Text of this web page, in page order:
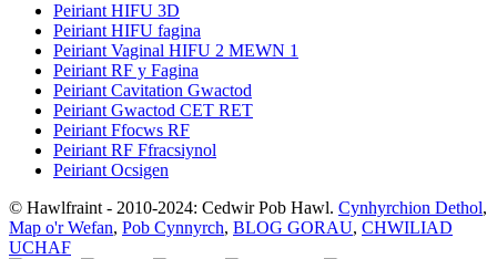
Peiriant HIFU 3D
Peiriant HIFU fagina
Peiriant Vaginal HIFU 2 MEWN 1
Peiriant RF y Fagina
Peiriant Cavitation Gwactod
Peiriant Gwactod CET RET
Peiriant Ffocws RF
Peiriant RF Ffracsiynol
Peiriant Ocsigen
© Hawlfraint - 2010-2024: Cedwir Pob Hawl. Cynhyrchion Dethol,
Map o'r Wefan, Pob Cynnyrch, BLOG GORAU, CHWILIAD
UCHAF